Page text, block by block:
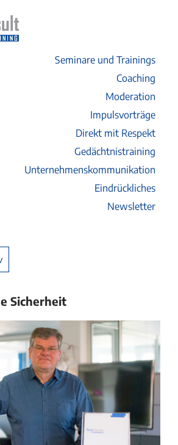
Seminare und Trainings
Coaching
Moderation
Impulsvorträge
Direkt mit Respekt
Gedächtnistraining
Unternehmenskommunikation
Eindrückliches
Newsletter
Sicherheit